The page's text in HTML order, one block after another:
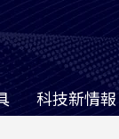
科技新情報